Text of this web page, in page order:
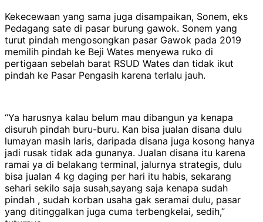
Kekecewaan yang sama juga disampaikan, Sonem, eks
Pedagang sate di pasar burung gawok. Sonem yang
turut pindah mengosongkan pasar Gawok pada 2019
memilih pindah ke Beji Wates menyewa ruko di
pertigaan sebelah barat RSUD Wates dan tidak ikut
pindah ke Pasar Pengasih karena terlalu jauh.
“Ya harusnya kalau belum mau dibangun ya kenapa
disuruh pindah buru-buru. Kan bisa jualan disana dulu
lumayan masih laris, daripada disana juga kosong hanya
jadi rusak tidak ada gunanya. Jualan disana itu karena
ramai ya di belakang terminal, jalurnya strategis, dulu
bisa jualan 4 kg daging per hari itu habis, sekarang
sehari sekilo saja susah,sayang saja kenapa sudah
pindah , sudah korban usaha gak seramai dulu, pasar
yang ditinggalkan juga cuma terbengkelai, sedih,”